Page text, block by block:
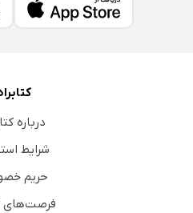
درباره
شرایط
حریم
فرصت‌های